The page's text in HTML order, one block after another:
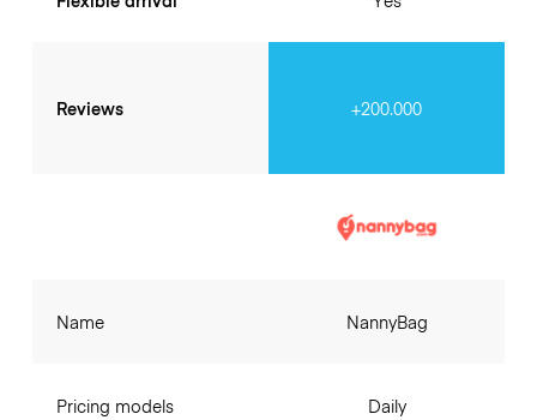
Reviews +200.000
Name
Pricing models
NannyBag
Daily